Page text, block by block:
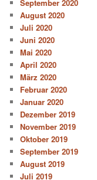
September 2020
August 2020
Juli 2020
Juni 2020
Mai 2020
April 2020
März 2020
Februar 2020
Januar 2020
Dezember 2019
November 2019
Oktober 2019
September 2019
August 2019
Juli 2019